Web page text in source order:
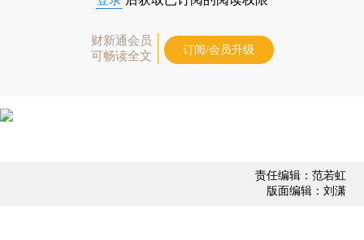
财新通会员
可畅读全文
订阅/会员升级
责任编辑：范若虹
版面编辑：刘潇